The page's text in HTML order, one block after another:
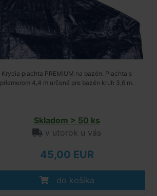
Krycia plachta PREMIUM na bazén. Plachta s
priemerom 4,4 m určená pre bazén kruh 3,6 m.
Skladom > 50 ks
v utorok u vás
45,00 EUR
do košíka